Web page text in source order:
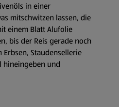
in einer
mitschwitzen lassen, die
einem Blatt Alufolie
bis der Reis gerade noch
Erbsen, Staudensellerie
hineingeben und